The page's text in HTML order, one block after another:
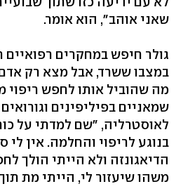
שאני אוהב‭,"‬ הוא אומר.
גולר חיפש במחקרים
במצבו ששרד, אבל מצא רק
מה שהוביל אותו לחפש ריפוי
שמאניים בפיליפינים
לאוסטרליה, "שם למדתי על
בנוגע לריפוי והחלמה. אין
הדיאגונזה ולא הייתי הולך
משהו שיעזור לי, הייתי מת תוך